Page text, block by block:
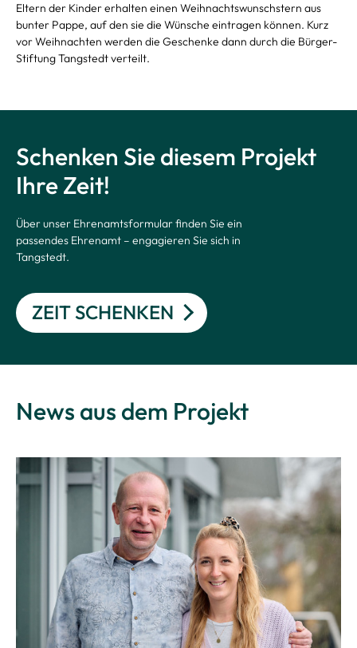
Eltern der Kindererhalten einen Weihnachtswunschstern aus
bunter Pappe, auf den sie die Wünsche eintragen können. Kurz
vor Weihnachten werden die Geschenke dann durch die Bürger-
Stiftung Tangstedt verteilt.
Schenken Sie diesem Projekt
Ihre Zeit!
Über unser Ehrenamtsformular finden Sie ein
passendes Ehrenamt – engagieren Sie sich in
Tangstedt.
ZEIT SCHENKEN
News aus dem Projekt